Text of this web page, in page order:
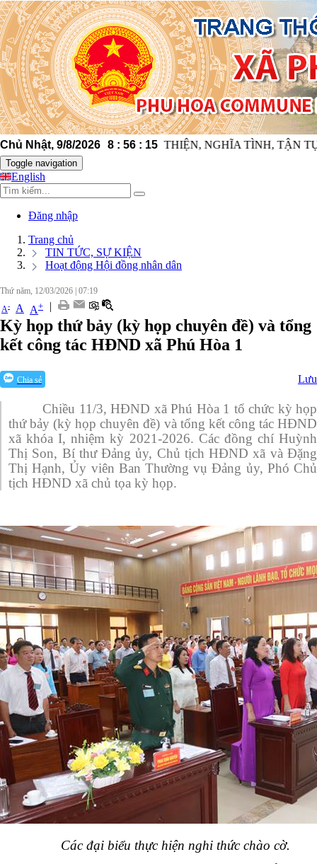
Chủ Nhật, 9/8/2026 8 : 56 : 16
Hòa 1 "THÂN THIỆN, NGHĨA TÌNH, TẬN TỤY, TRÁCH
Toggle navigation
English
Đăng nhập
Trang chủ
TIN TỨC, SỰ KIỆN
Hoạt động Hội đồng nhân dân
Thứ năm, 12/03/2026 | 07:19
A- A A+ |
Kỳ họp thứ bảy (kỳ họp chuyên đề) và tổng
kết công tác HĐND xã Phú Hòa 1
Chia sẻ Lưu
Chiều 11/3, HĐND xã Phú Hòa 1 tổ chức kỳ họp
thứ bảy (kỳ họp chuyên đề) và tổng kết công tác HĐND
xã khóa I, nhiệm kỳ 2021-2026. Các đồng chí Huỳnh
Thị Son, Bí thư Đảng ủy, Chủ tịch HĐND xã và Đặng
Thị Hạnh, Ủy viên Ban Thường vụ Đảng ủy, Phó Chủ
tịch HĐND xã chủ tọa kỳ họp.
Các đại biểu thực hiện nghi thức chào cờ.